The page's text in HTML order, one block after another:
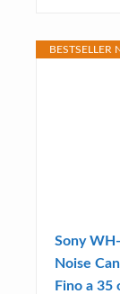
BESTSELLER
Sony
Noise
Fino a 35